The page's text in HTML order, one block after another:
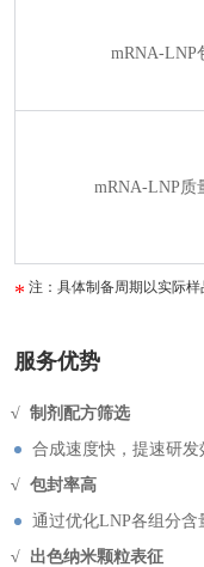
mRNA-LNP
mRNA-LNP质
注：具体制备周期以实际样
服务优势
√ 制剂配方筛选
合成速度快，提速研发
√ 包封率高
通过优化LNP各组分含
√ 出色纳米颗粒表征